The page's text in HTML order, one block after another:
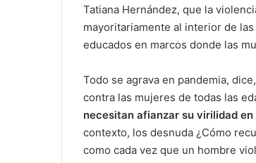
Tatiana Hernández, que la
mayoritariamente al interior de
educados en marcos donde las
Todo se agrava en pandemia,
contra las mujeres de todas las
necesitan afianzar su virilidad
contexto, los desnuda ¿Cómo
como cada vez que un hombre